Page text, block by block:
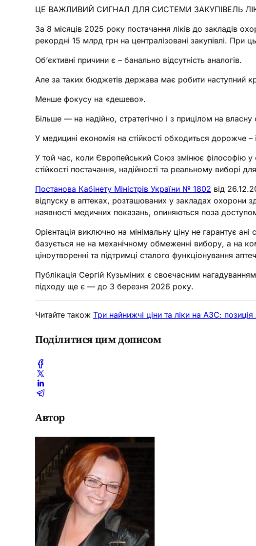
ЦЕ ВАЖЛИВИЙ СИГНАЛ ДЛЯ СИСТЕМИ ЗАКУПІВЕЛЬ
За 8 місяців 2025 року постачання ліків до закладів
рекордні 15 млрд грн на централізовані закупівлі.
Об’єктивні причини є – банально відсутність аналогів.
Але за таких бюджетів держава має робити наступний
Менше фокусу на «дешево».
Більше — на надійно, стратегічно і з прицілом на
У медицині економія на стійкості обходиться дорожче
У той час, коли Європейський Союз змінює філософію у
стійкості постачання, надійності та реальному виборі
Постанова Кабінету Міністрів України № 1802 від
відпуску в аптеках, розташованих у закладах охорони
наявності медичних показань, опиняються поза
Орієнтація виключно на мінімальну ціну не гарантує
базується не на механічному обмеженні вибору, а на
ціноутворенні та підтримці сталого функціонування
Публікація Сергій Кузьміних є своєчасним
підходу ще є — до 3 березня 2026 року.
Читайте також Три найнижчі ціни та ліки на АЗС:
Поділитися цим дописом
Автор